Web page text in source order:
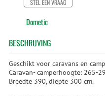
STEL EEN VRAAG
Dometic
BESCHRIJVING
Geschikt voor caravans en
Caravan- camperhoogte: 265-
Breedte 390, diepte 300 cm.